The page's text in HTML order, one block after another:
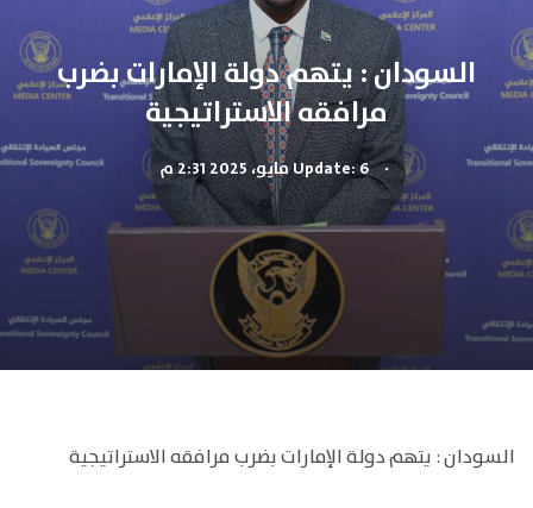
السودان : يتهم دولة الإمارات بضرب
مرافقه الاستراتيجية
. Update: 6 مايو، 2025 2:31 م
السودان : يتهم دولة الإمارات بضرب مرافقه الاستراتيجية